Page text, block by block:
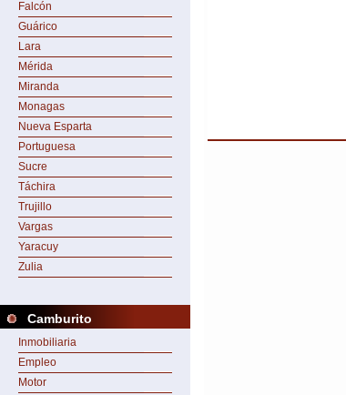
Falcón
Guárico
Lara
Mérida
Miranda
Monagas
Nueva Esparta
Portuguesa
Sucre
Táchira
Trujillo
Vargas
Yaracuy
Zulia
Camburito
Inmobiliaria
Empleo
Motor